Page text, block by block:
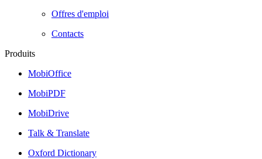
Offres d'emploi
Contacts
Produits
MobiOffice
MobiPDF
MobiDrive
Talk & Translate
Oxford Dictionary